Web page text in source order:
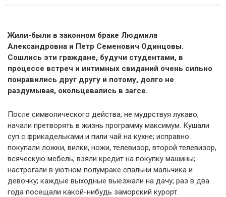
Жили-были в законном браке Людмила
Александровна и Петр Семенович Одинцовы.
Сошлись эти граждане, будучи студентами, в
процессе встреч и интимных свиданий очень сильно
понравились друг другу и потому, долго не
раздумывая, окольцевались в загсе.
После символического действа, не мудрствуя лукаво,
начали претворять в жизнь программу максимум. Кушали
суп с фрикадельками и пили чай на кухне; исправно
покупали ложки, вилки, ножи, телевизор, второй телевизор,
всяческую мебель; взяли кредит на покупку машины;
настрогали в уютном полумраке спальни мальчика и
девочку; каждые выходные выезжали на дачу; раз в два
года посещали какой-нибудь заморский курорт.